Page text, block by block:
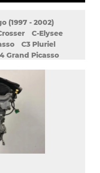
(1997 - 2002)
C-Elysee
C3 Pluriel
Grand Picasso
C5 I
(2002 - 2006)
(Relay)
- 2003)